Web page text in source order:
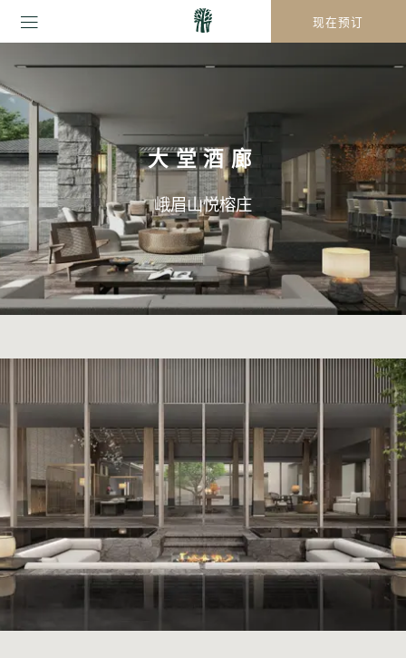
现在预订
大堂酒廊
峨眉山悦榕庄